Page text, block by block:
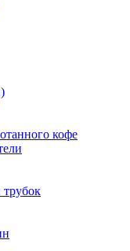
кофе